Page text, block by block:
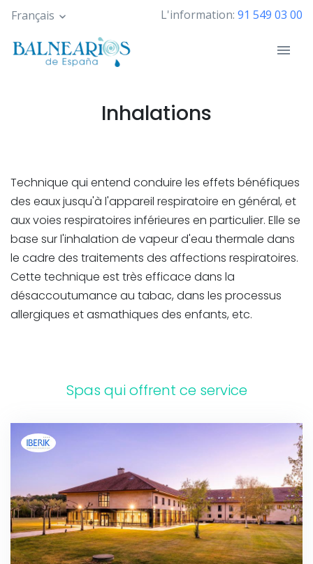
Skip
main
content
Français L'information: 91 549 03 00
Inhalations
Technique qui entend conduire les effets bénéfiques
des eaux jusqu'à l'appareil respiratoire en général, et
aux voies respiratoires inférieures en particulier. Elle se
base sur l'inhalation de vapeur d'eau thermale dans
le cadre des traitements des affections respiratoires.
Cette technique est très efficace dans la
désaccoutumance au tabac, dans les processus
allergiques et asmathiques des enfants, etc.
Spas qui offrent ce service